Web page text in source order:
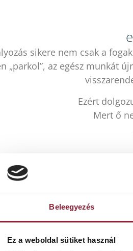
Beleegyezés
Ez a weboldal sütiket használ
sikere nem csak a
„parkol”, az egész munkát
Ezért
Mert ő